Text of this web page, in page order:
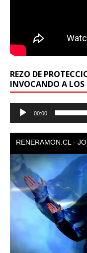
REZO DE
INVOCANDO A LOS
Reproductor
00:00